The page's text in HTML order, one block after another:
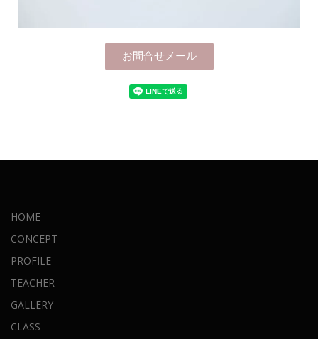
お問合せメール
HOME
CONCEPT
PROFILE
TEACHER
GALLERY
CLASS